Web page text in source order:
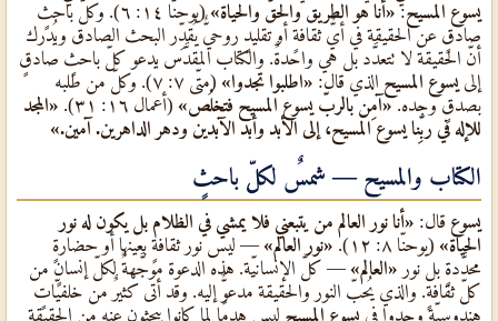
يسوع المسيح: «أنا هو الطريق والحقّ والحياة»
(يوحنّا ١٤: ٦). وكلّ باحثٍ
صادقٍ عن الحقيقة في أيٌّ ثقافةٍ أو تقليدٍ روحيٌّ يُقدِّر البحث الصادق ويُدرك
أنّ الحقيقة لا تتعدَّد بل هي واحدةٌ. والكتاب المقدَّس يدعو كلّ باحثٍ صادقٍ
إلى يسوع المسيح الذي قال: «اطلبوا تجدوا»
(متّى ٧: ٧). وكلّ من طلبه
بصدقٍ وجده.«آمِن بالربّ يسوع المسيح فتخلُص» (أعمال ١٦: ٣١).
«المجد
للإله في ربِّنا يسوع المسيح، إلى الأبد وأبد الآبدين ودهر الداهرين. آمين.»
الكتاب والمسيح — شمسٌ لكلّ باحثٍ
يسوع قال: «أنا نور العالم من يتبعني فلا يمشي في الظلام بل يكون له نور
الحياة» (يوحنّا ٨: ١٢). «نور العالم» — ليس نور ثقافةٍ بعينها أو حضارةٍ
محدَّدةٍ بل نور «العالم» — كلّ الإنسانيّة. هذه الدعوة موجَّهةٌ لكلّ إنسانٍ من
كلّ ثقافةٍ. والذي يُحبّ النور والحقيقة مدعوٌّ إليه. وقد أتى كثيرٌ من خلفيّاتٍ
هندوسيّةٍ وجدوا في يسوع المسيح ليس هدمًا لما كانوا يبحثون عنه من الحقيقة